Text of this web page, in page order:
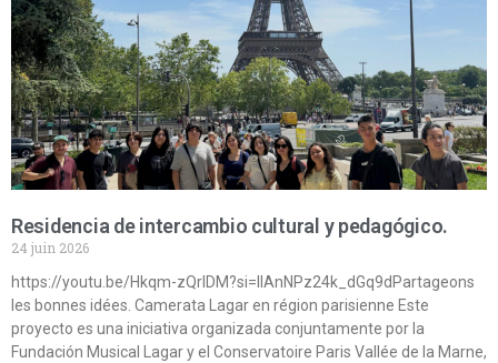
Residencia de intercambio cultural y pedagógico.
24 juin 2026
https://youtu.be/Hkqm-zQrIDM?si=IIAnNPz24k_dGq9dPartageons
les bonnes idées. Camerata Lagar en région parisienne Este
proyecto es una iniciativa organizada conjuntamente por la
Fundación Musical Lagar y el Conservatoire Paris Vallée de la Marne,